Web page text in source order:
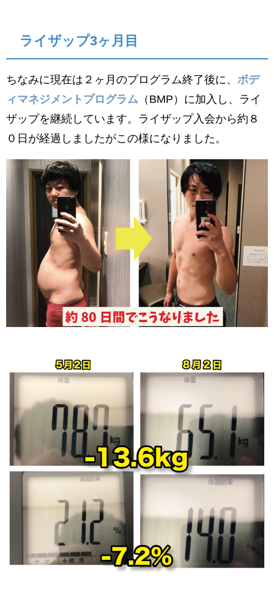
ライザップ3ヶ月目
ちなみに現在は２ヶ月のプログラム終了後に、 ボデ
ィマネジメントプログラム （BMP）に加入し、ライ
ザップを継続しています。ライザップ入会から約８
０日が経過しましたがこの様になりました。